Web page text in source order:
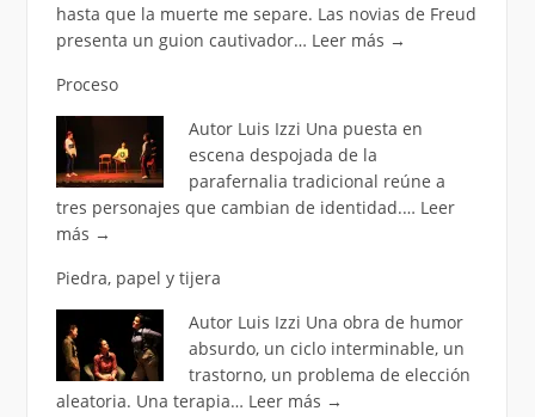
hasta que la muerte me separe. Las novias de Freud
presenta un guion cautivador… Leer más →
Proceso
Autor Luis Izzi Una puesta en
escena despojada de la
parafernalia tradicional reúne a
tres personajes que cambian de identidad.… Leer
más →
Piedra, papel y tijera
Autor Luis Izzi Una obra de humor
absurdo, un ciclo interminable, un
trastorno, un problema de elección
aleatoria. Una terapia… Leer más →